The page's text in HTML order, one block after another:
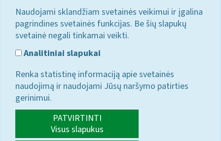
Naudojami sklandžiam svetainės veikimui ir įgalina
pagrindines svetainės funkcijas. Be šių slapukų
svetainė negali tinkamai veikti.
Analitiniai slapukai
Renka statistinę informaciją apie svetainės
naudojimą ir naudojami Jūsų naršymo patirties
gerinimui.
PATVIRTINTI
Visus slapukus